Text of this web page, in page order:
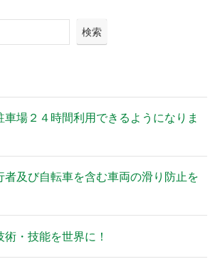
検索
場２４時間利用できるようになりま
者及び自転車を含む車両の滑り防止を
・技能を世界に！